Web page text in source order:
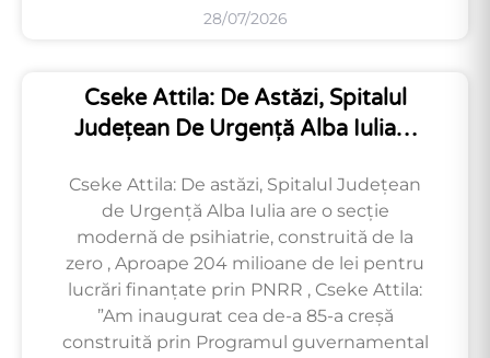
28/07/2026
Cseke Attila: De Astăzi, Spitalul
Județean De Urgență Alba Iulia…
Cseke Attila: De astăzi, Spitalul Județean
de Urgență Alba Iulia are o secție
modernă de psihiatrie, construită de la
zero , Aproape 204 milioane de lei pentru
lucrări finanțate prin PNRR , Cseke Attila:
”Am inaugurat cea de-a 85-a creșă
construită prin Programul guvernamental